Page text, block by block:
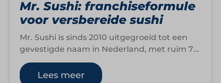
Mr. Sushi: franchiseformule
voor versbereide sushi
Mr. Sushi is sinds 2010 uitgegroeid tot een
gevestigde naam in Nederland, met ruim 70
locaties verspreid door het hele…
Lees meer